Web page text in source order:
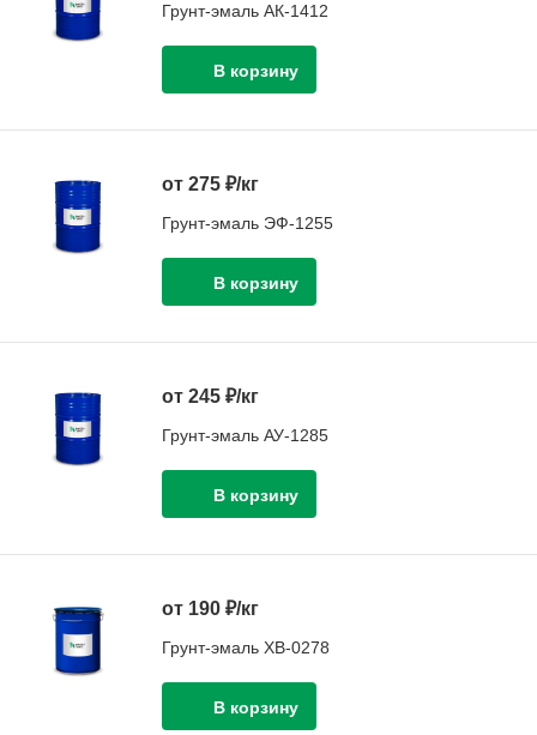
Грунт-эмаль АК-1412
от 275 ₽/кг
Грунт-эмаль ЭФ-1255
от 245 ₽/кг
Грунт-эмаль АУ-1285
от 190 ₽/кг
Грунт-эмаль ХВ-0278